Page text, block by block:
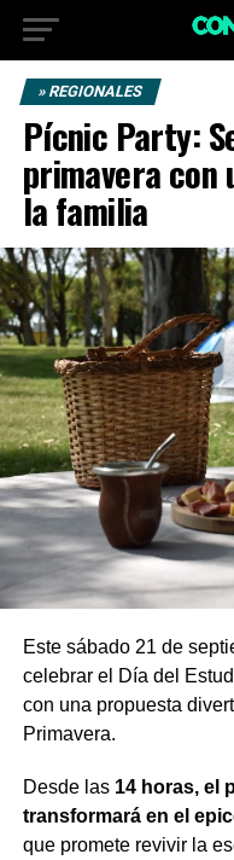
» REGIONALES
Pícnic Party:
primavera con
la familia
Este sábado 21 de
celebrar el Día del
con una propuesta
Primavera.
Desde las14 horas, el
transformará en el
que promete revivir la